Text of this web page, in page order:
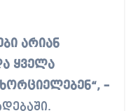
არიან
ყველა
–